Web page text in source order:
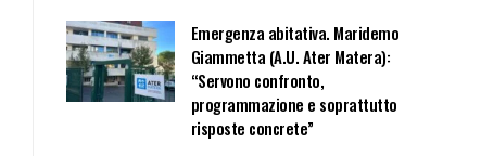
Emergenza abitativa. Maridemo
Giammetta (A.U. Ater Matera):
“Servono confronto,
programmazione e soprattutto
risposte concrete”